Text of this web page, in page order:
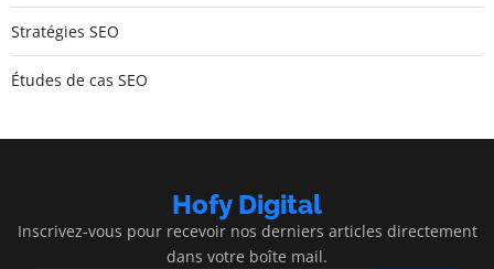
Stratégies SEO
Études de cas SEO
Hofy Digital
Inscrivez-vous pour recevoir nos derniers articles directement
dans votre boîte mail.